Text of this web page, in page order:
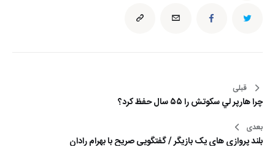
راهبری
نوشته
قبلی
چرا هارپر لي سكوتش را ٥٥ سال حفظ كرد؟
بعدی
بلند پروازی های یک بازیگر / گفتگویی صریح با بهرام رادان